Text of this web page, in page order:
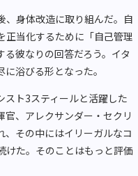
、身体改造に取り組んだ。自
正当化するために「自己管理
彼なりの回答だろう。イタ
浴びる形となった。
ト3スティールと活躍した
官、アレクサンダー・セクリ
、その中にはイリーガルなコ
けた。そのことはもっと評価